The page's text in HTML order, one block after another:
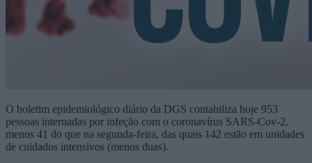
O boletim epidemiológico diário da DGS contabiliza hoje 953
pessoas internadas por infeção com o coronavírus SARS-Cov-2,
menos 41 do que na segunda-feira, das quais 142 estão em unidades
de cuidados intensivos (menos duas).